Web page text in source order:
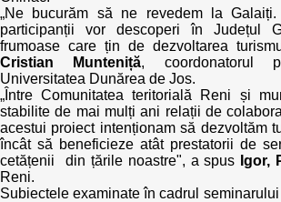
„Ne bucurăm să ne revedem la
participanții vor descoperi în Județul
frumoase care țin de dezvoltarea
Cristian Munteniță, coordonatorul
Universitatea Dunărea de Jos.
„Între Comunitatea teritorială Reni și
stabilite de mai mulți ani relații de
acestui proiect intenționam să dezvoltăm
încât să beneficieze atât prestatorii de
cetățenii din țările noastre", a spus Igor,
Reni.
Subiectele examinate în cadrul